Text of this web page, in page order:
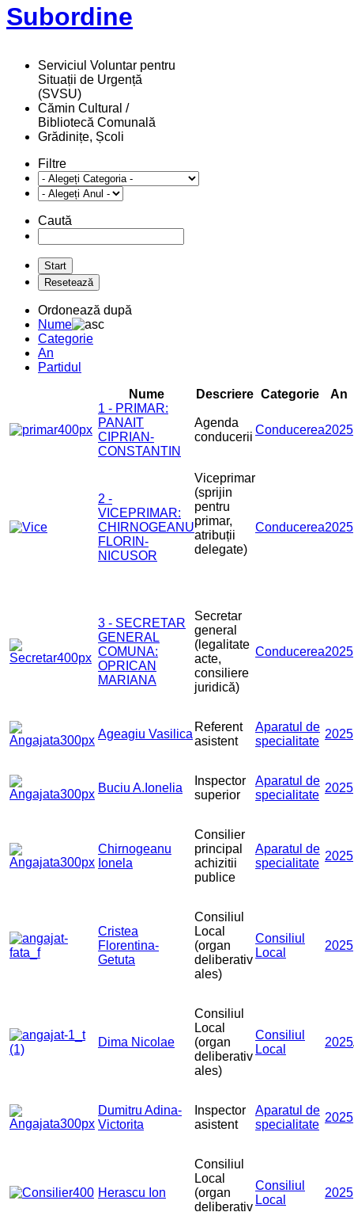
Subordine
Serviciul Voluntar pentru
Situații de Urgență
(SVSU)
Cămin Cultural /
Bibliotecă Comunală
Grădinițe, Școli
Filtre
Caută
Ordonează după
Nume
Categorie
An
Partidul
Nume
Descriere Categorie An
1 - PRIMAR:
PANAIT
CIPRIAN-
CONSTANTIN
Agenda
conducerii
Conducerea2025
2 -
VICEPRIMAR:
CHIRNOGEANU
FLORIN-
NICUSOR
Viceprimar
(sprijin
pentru
primar,
atribuții
delegate)
Conducerea2025
3 - SECRETAR
GENERAL
COMUNA:
OPRICAN
MARIANA
Secretar
general
(legalitate
acte,
consiliere
juridică)
Conducerea2025
Ageagiu Vasilica
Referent
asistent
Aparatul de
specialitate
2025
Buciu A.Ionelia
Inspector
superior
Aparatul de
specialitate
2025
Chirnogeanu
Ionela
Consilier
principal
achizitii
publice
Aparatul de
specialitate
2025
Cristea
Florentina-
Getuta
Consiliul
Local
(organ
deliberativ
ales)
Consiliul
Local
2025
Dima Nicolae
Consiliul
Local
(organ
deliberativ
ales)
Consiliul
Local
2025
Dumitru Adina-
Victorita
Inspector
asistent
Aparatul de
specialitate
2025
Herascu Ion
Consiliul
Local
(organ
deliberativ
Consiliul
Local
2025